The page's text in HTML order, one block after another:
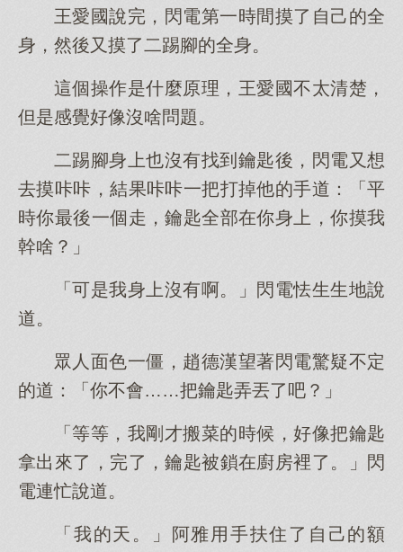
王愛國說完，閃電第一時間摸了自己的全
身，然後又摸了二踢腳的全身。
這個操作是什麼原理，王愛國不太清楚，
但是感覺好像沒啥問題。
二踢腳身上也沒有找到鑰匙後，閃電又想
去摸咔咔，結果咔咔一把打掉他的手道：「平
時你最後一個走，鑰匙全部在你身上，你摸我
幹啥？」
「可是我身上沒有啊。」閃電怯生生地說
道。
眾人面色一僵，趙德漢望著閃電驚疑不定
的道：「你不會……把鑰匙弄丟了吧？」
「等等，我剛才搬菜的時候，好像把鑰匙
拿出來了，完了，鑰匙被鎖在廚房裡了。」閃
電連忙說道。
「我的天。」阿雅用手扶住了自己的額